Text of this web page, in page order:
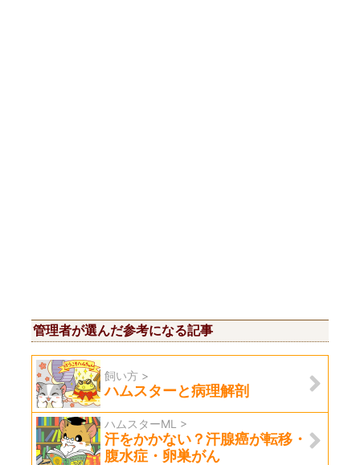
管理者が選んだ参考になる記事
飼い方 >
ハムスターと病理解剖
ハムスターML >
汗をかかない？汗腺癌が転移・
腹水症・卵巣がん